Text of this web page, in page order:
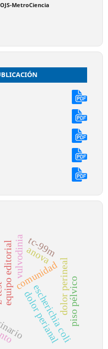
MetroCiencia
equipo editorialcomunidad
escherichia coli
dolor perineal
vulvodinia
dolor perianalpiso pélvico
anova
tc-99m